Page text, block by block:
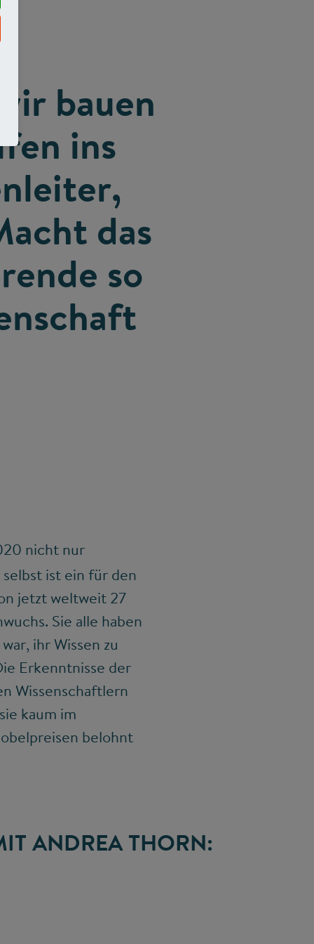
bauen
ins
das
so
nicht nur
ist ein für den
jetzt weltweit 27
Sie alle haben
ihr Wissen zu
Erkenntnisse der
Wissenschaftlern
kaum im
belohnt
ANDREA THORN: